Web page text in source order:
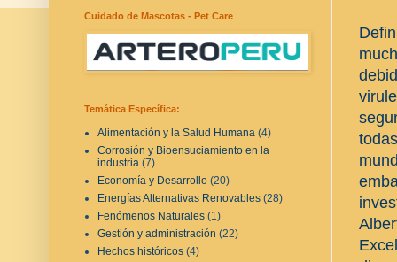
Cuidado de Mascotas - Pet Care
Temática Específica:
Alimentación y la Salud Humana (4)
Corrosión y Bioensuciamiento en la
industria (7)
Economía y Desarrollo (20)
Energías Alternativas Renovables (28)
Fenómenos Naturales (1)
Gestión y administración (22)
Hechos históricos (4)